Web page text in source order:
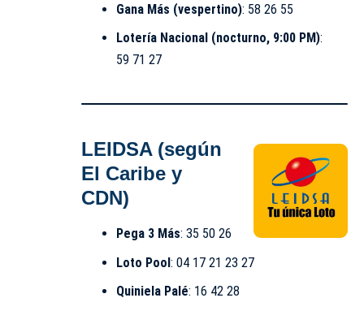
Gana Más (vespertino): 58 26 55
Lotería Nacional (nocturno, 9:00 PM):
59 71 27
LEIDSA (según
El Caribe y
CDN)
Pega 3 Más: 35 50 26
Loto Pool: 04 17 21 23 27
Quiniela Palé: 16 42 28